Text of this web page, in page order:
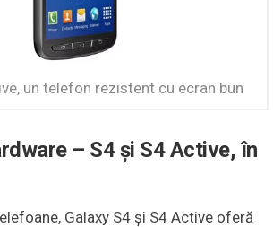
un telefon rezistent cu ecran bun
– S4 şi S4 Active, în
Galaxy S4 şi S4 Active oferă